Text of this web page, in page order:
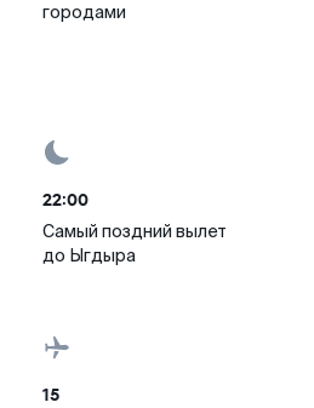
городами
22:00
Самый поздний вылет
до Ыгдыра
15